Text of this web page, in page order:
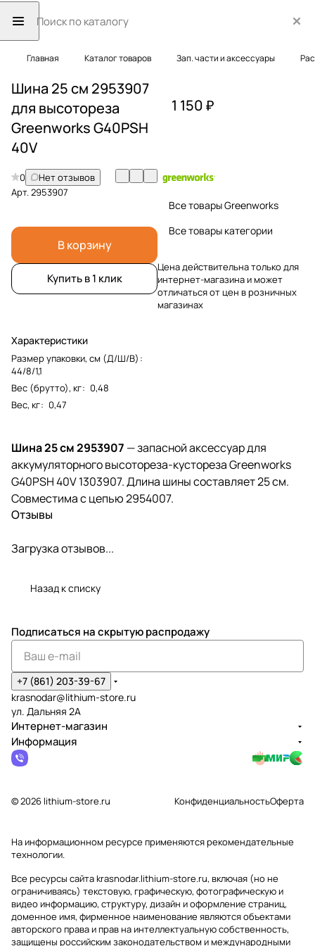
Главная Каталог товаров Зап. части и аксессуары
Шина 25 см 2953907
для высотореза
Greenworks G40PSH
40V
0
Нет отзывов
Арт.2953907
В корзину
Купить в 1 клик
Характеристики
Размер упаковки, см (Д/Ш/В) :
44/8/1,1
Вес (брутто), кг: 0,48
Вес, кг: 0,47
1 150 ₽
Все товары Greenworks
Все товары категории
Цена действительна только для
интернет-магазина и может
отличаться от цен в розничных
магазинах
Шина 25 см 2953907 — запасной аксессуар для
аккумуляторного высотореза-кустореза Greenworks
G40PSH 40V 1303907. Длина шины составляет 25 см.
Совместима с цепью 2954007.
Отзывы
Загрузка отзывов...
Назад к списку
Подписаться на скрытую распродажу
+7 (861) 203-39-67
krasnodar@lithium-store.ru
ул. Дальняя 2А
Интернет-магазин
Информация
© 2026 lithium-store.ru КонфиденциальностьОферта
На информационном ресурсе применяютсярекомендательные
технологии.
Все ресурсы сайта krasnodar.lithium-store.ru, включая (но не
ограничиваясь) текстовую, графическую, фотографическую и
видео информацию, структуру, дизайн и оформление страниц,
доменное имя, фирменное наименование являются объектами
авторского права и прав на интеллектуальную собственность,
защищены российским законодательством и международными